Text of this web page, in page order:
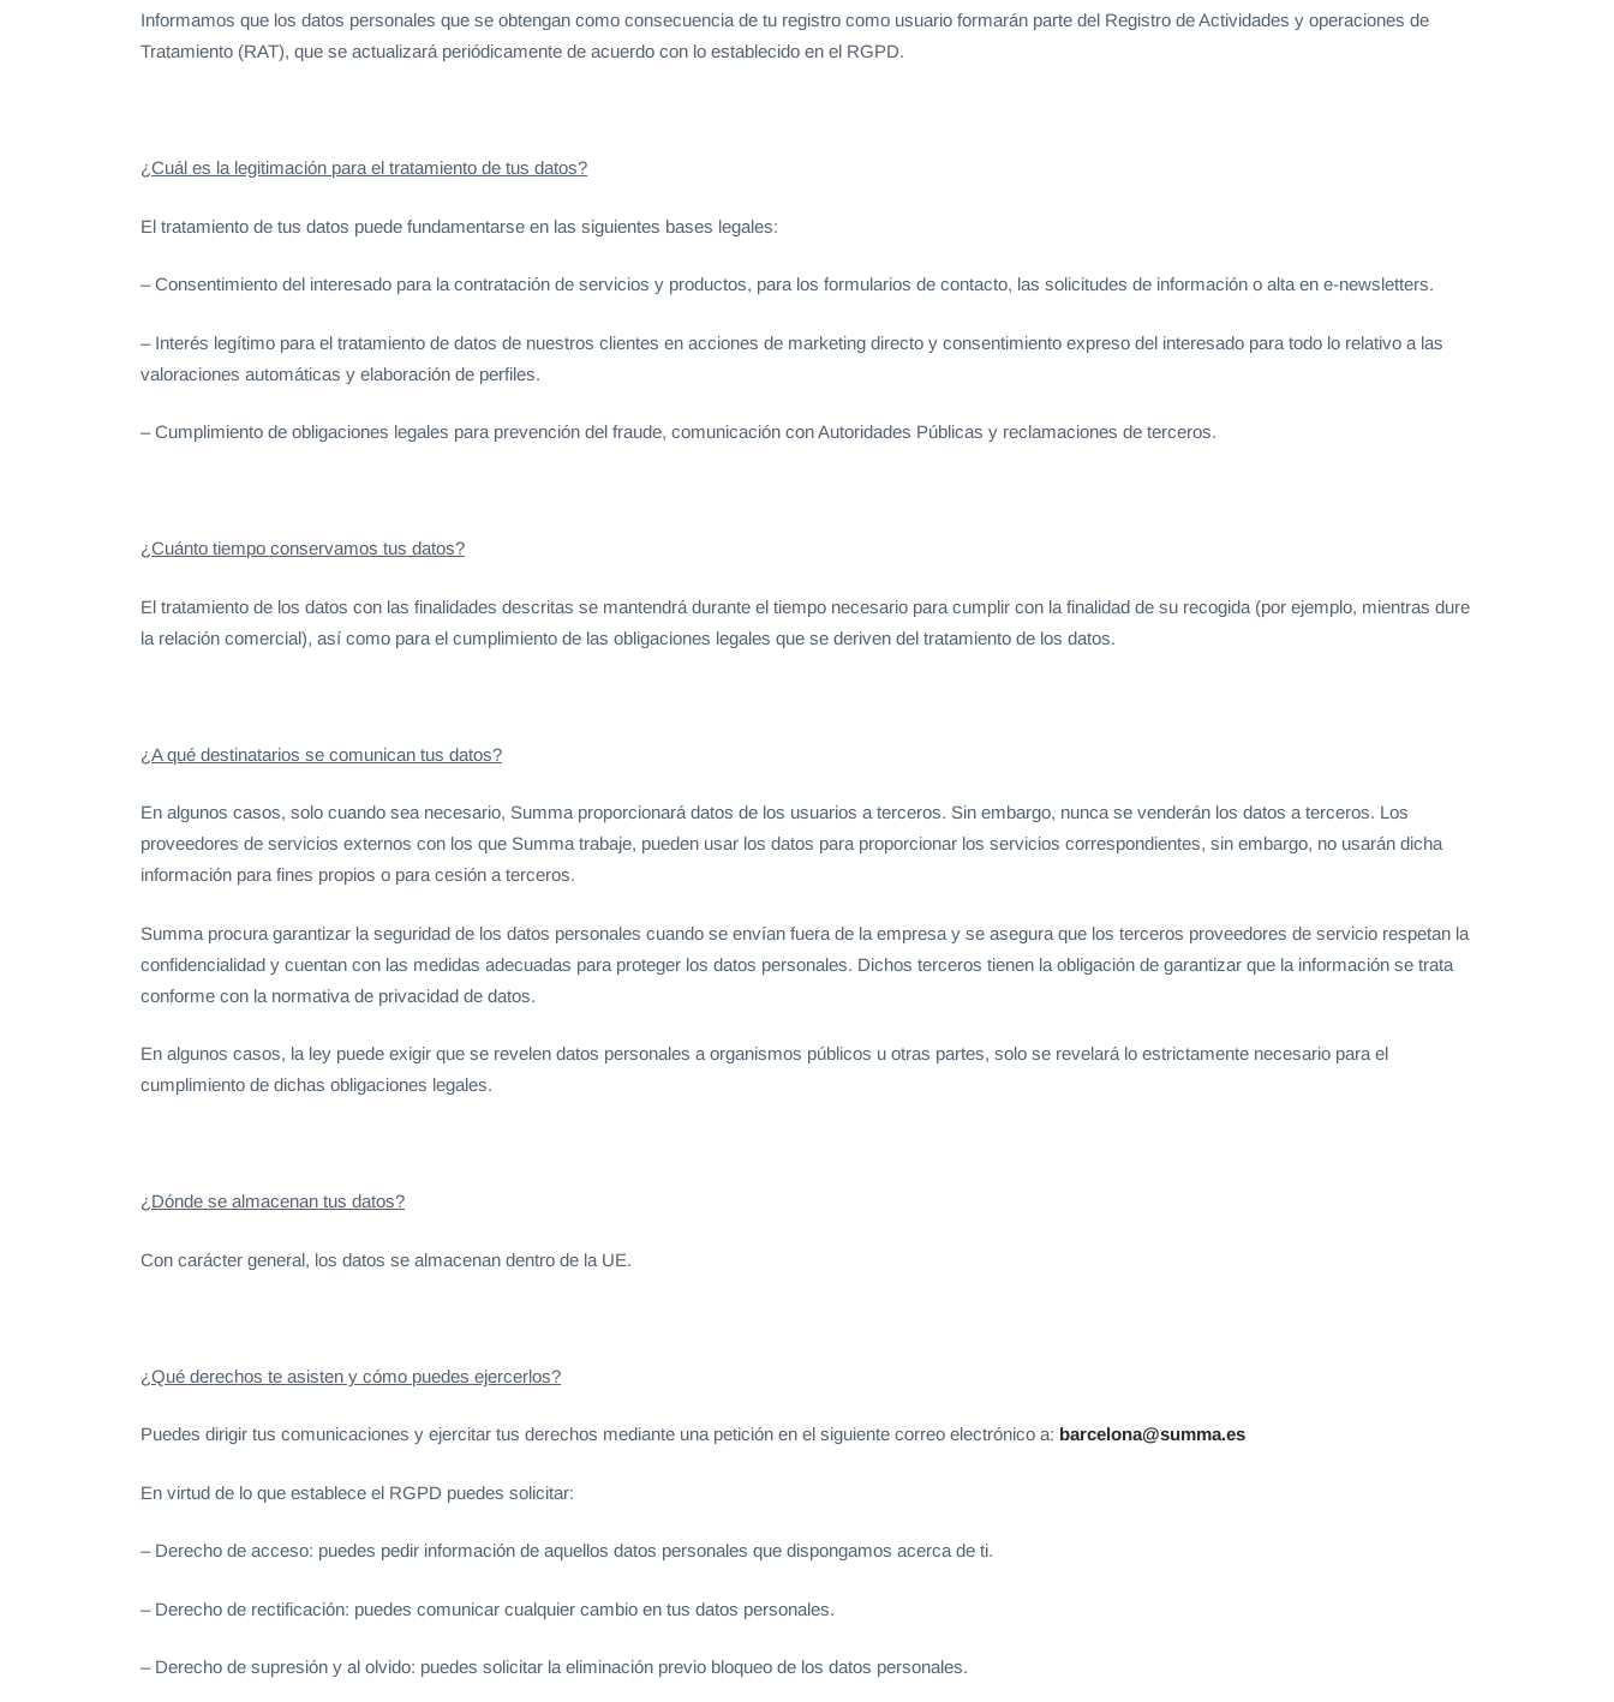
Informamos que los datos personales que se obtengan como consecuencia de tu registro como usuario formarán parte del Registro de Actividades y operaciones de
Tratamiento (RAT), que se actualizará periódicamente de acuerdo con lo establecido en el RGPD.
¿Cuál es la legitimación para el tratamiento de tus datos?
El tratamiento de tus datos puede fundamentarse en las siguientes bases legales:
– Consentimiento del interesado para la contratación de servicios y productos, para los formularios de contacto, las solicitudes de información o alta en e-newsletters.
– Interés legítimo para el tratamiento de datos de nuestros clientes en acciones de marketing directo y consentimiento expreso del interesado para todo lo relativo a las
valoraciones automáticas y elaboración de perfiles.
– Cumplimiento de obligaciones legales para prevención del fraude, comunicación con Autoridades Públicas y reclamaciones de terceros.
¿Cuánto tiempo conservamos tus datos?
El tratamiento de los datos con las finalidades descritas se mantendrá durante el tiempo necesario para cumplir con la finalidad de su recogida (por ejemplo, mientras dure
la relación comercial), así como para el cumplimiento de las obligaciones legales que se deriven del tratamiento de los datos.
¿A qué destinatarios se comunican tus datos?
En algunos casos, solo cuando sea necesario, Summa proporcionará datos de los usuarios a terceros. Sin embargo, nunca se venderán los datos a terceros. Los
proveedores de servicios externos con los que Summa trabaje, pueden usar los datos para proporcionar los servicios correspondientes, sin embargo, no usarán dicha
información para fines propios o para cesión a terceros.
Summa procura garantizar la seguridad de los datos personales cuando se envían fuera de la empresa y se asegura que los terceros proveedores de servicio respetan la
confidencialidad y cuentan con las medidas adecuadas para proteger los datos personales. Dichos terceros tienen la obligación de garantizar que la información se trata
conforme con la normativa de privacidad de datos.
En algunos casos, la ley puede exigir que se revelen datos personales a organismos públicos u otras partes, solo se revelará lo estrictamente necesario para el
cumplimiento de dichas obligaciones legales.
¿Dónde se almacenan tus datos?
Con carácter general, los datos se almacenan dentro de la UE.
¿Qué derechos te asisten y cómo puedes ejercerlos?
Puedes dirigir tus comunicaciones y ejercitar tus derechos mediante una petición en el siguiente correo electrónico a: barcelona@summa.es
En virtud de lo que establece el RGPD puedes solicitar:
– Derecho de acceso: puedes pedir información de aquellos datos personales que dispongamos acerca de ti.
– Derecho de rectificación: puedes comunicar cualquier cambio en tus datos personales.
– Derecho de supresión y al olvido: puedes solicitar la eliminación previo bloqueo de los datos personales.